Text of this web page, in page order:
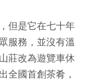
但是它在七十年
服務，並沒有溫
莊改為遊覽車休
全國首創茶肴，